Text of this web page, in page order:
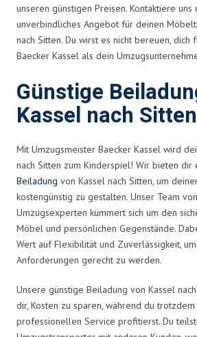
unseren günstigen Preisen. Kontaktiere
unverbindliches Angebot für deinen
nach Sitten. Du wirst es nicht bereuen, dich
Baecker Kassel als dein
Günstige
Kassel nach Sitten
Mit Umzugsmeister Baecker Kassel wird
nach Sitten zum Kinderspiel! Wir bieten dir
Beiladung von Kassel nach Sitten, um
kostengünstig zu gestalten. Unser Team
Umzugsexperten kümmert sich um den
Möbel und persönlichen Gegenstände.
Wert auf Flexibilität und Zuverlässigkeit,
Anforderungen gerecht zu werden.
Unsere günstige Beiladung von Kassel
dir, Kosten zu sparen, während du
professionellen Service profitierst. Du